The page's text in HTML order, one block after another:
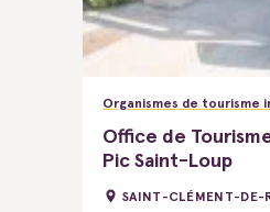
Organismes de tourisme
Office de
Pic Saint-Loup
SAINT-CLÉMENT-DE-